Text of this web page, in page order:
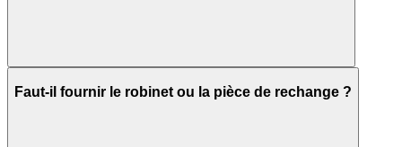
Faut-il fournir le robinet ou la pièce de rechange ?